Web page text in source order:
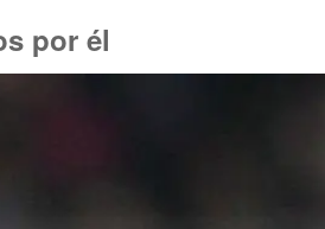
por él